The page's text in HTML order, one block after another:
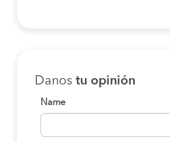
Danos tu opinión
Name